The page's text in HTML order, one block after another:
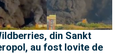
din Sankt
au fost lovite de